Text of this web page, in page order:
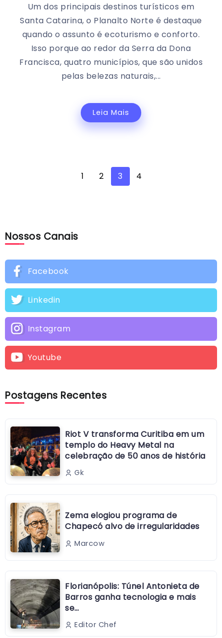
Um dos principais destinos turísticos em
Santa Catarina, o Planalto Norte é destaque
quando o assunto é ecoturismo e conforto.
Isso porque ao redor da Serra da Dona
Francisca, quatro municípios, que são unidos
pelas belezas naturais,...
Leia Mais
1 2 3 4
Nossos Canais
Facebook
Linkedin
Instagram
Youtube
Postagens Recentes
Riot V transforma Curitiba em um
templo do Heavy Metal na
celebração de 50 anos de história
Gk
Zema elogiou programa de
Chapecó alvo de irregularidades
Marcow
Florianópolis: Túnel Antonieta de
Barros ganha tecnologia e mais
se…
Editor Chef